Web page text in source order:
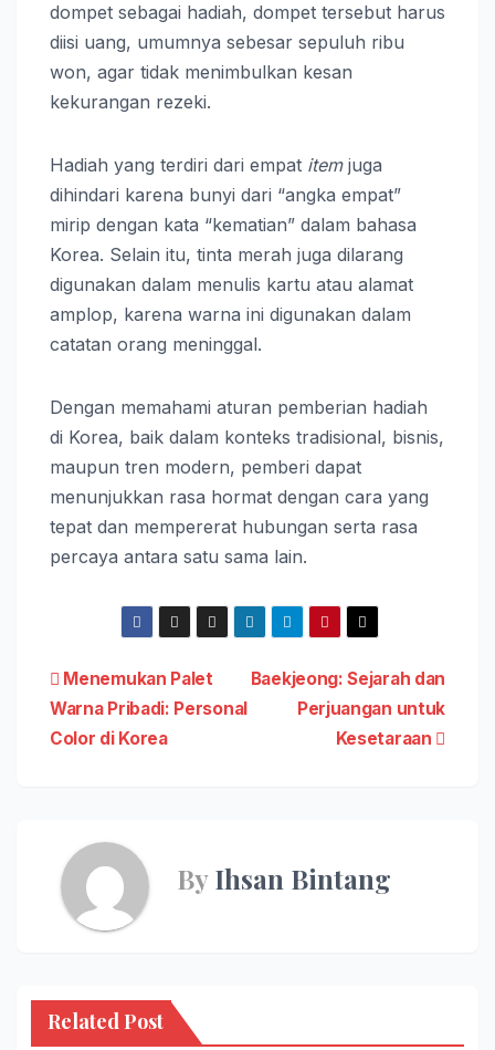
dompet sebagai hadiah, dompet tersebut harus
diisi uang, umumnya sebesar sepuluh ribu
won, agar tidak menimbulkan kesan
kekurangan rezeki.
Hadiah yang terdiri dari empat itemjuga
dihindari karena bunyi dari “angka empat”
mirip dengan kata “kematian” dalam bahasa
Korea. Selain itu, tinta merah juga dilarang
digunakan dalam menulis kartu atau alamat
amplop, karena warna ini digunakan dalam
catatan orang meninggal.
Dengan memahami aturan pemberian hadiah
di Korea, baik dalam konteks tradisional, bisnis,
maupun tren modern, pemberi dapat
menunjukkan rasa hormat dengan cara yang
tepat dan mempererat hubungan serta rasa
percaya antara satu sama lain.
Post
navigation
Baekjeong: Sejarah dan
Perjuangan untuk
Kesetaraan
Menemukan Palet
Warna Pribadi: Personal
Color di Korea
ByIhsan Bintang
Related Post